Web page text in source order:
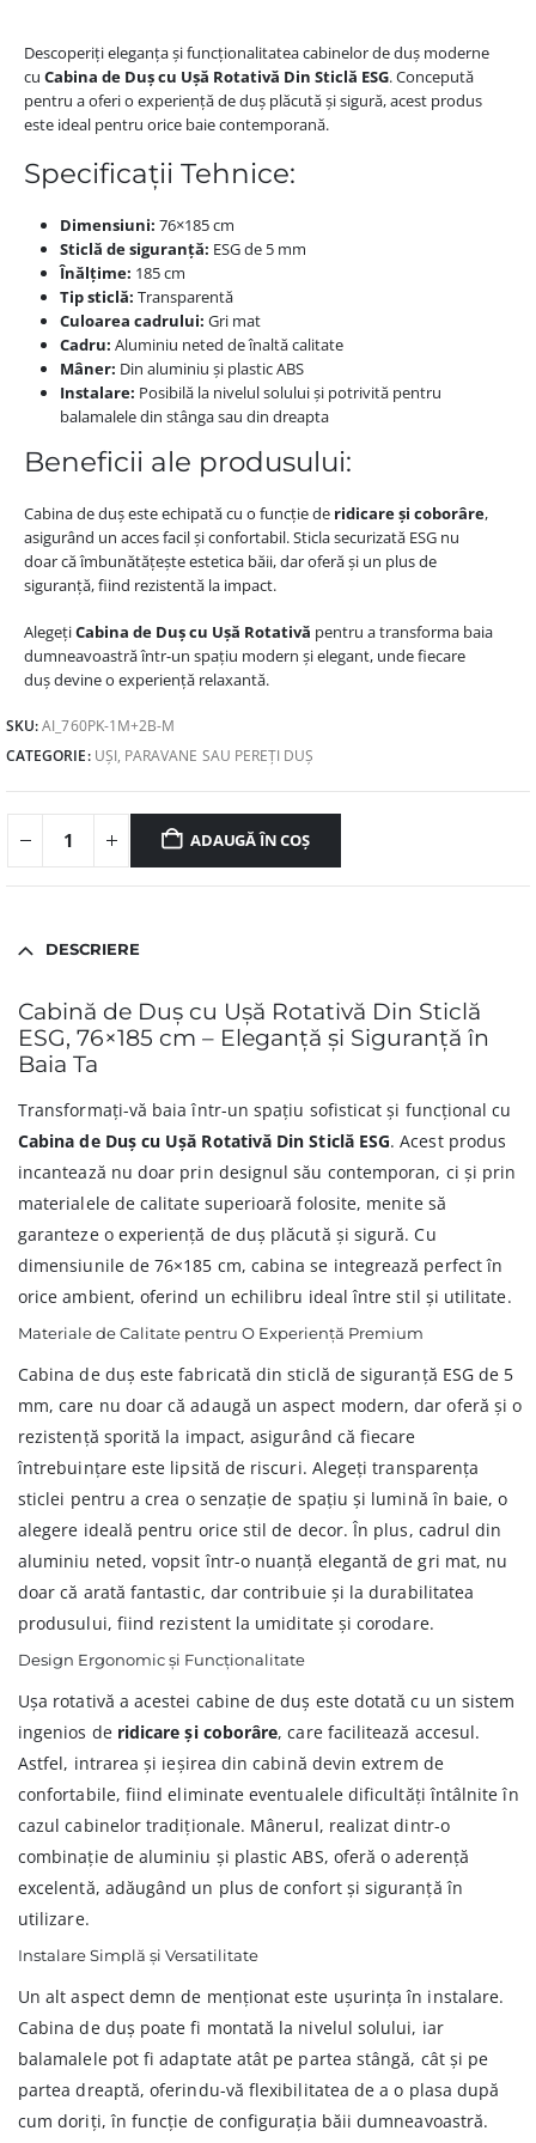
Descoperiți eleganța și funcționalitatea cabinelor de duș moderne
cu Cabina de Duș cu Ușă Rotativă Din Sticlă ESG. Concepută
pentru a oferi o experiență de duș plăcută și sigură, acest produs
este ideal pentru orice baie contemporană.
Specificații Tehnice:
Dimensiuni: 76×185 cm
Sticlă de siguranță: ESG de 5 mm
Înălțime: 185 cm
Tip sticlă: Transparentă
Culoarea cadrului: Gri mat
Cadru: Aluminiu neted de înaltă calitate
Mâner: Din aluminiu și plastic ABS
Instalare: Posibilă la nivelul solului și potrivită pentru
balamalele din stânga sau din dreapta
Beneficii ale produsului:
Cabina de duș este echipată cu o funcție de ridicare și coborâre,
asigurând un acces facil și confortabil. Sticla securizată ESG nu
doar că îmbunătățește estetica băii, dar oferă și un plus de
siguranță, fiind rezistentă la impact.
AlegețiCabina de Duș cu Ușă Rotativă pentru a transforma baia
dumneavoastră într-un spațiu modern și elegant, unde fiecare
duș devine o experiență relaxantă.
SKU:AI_760PK-1M+2B-M
CATEGORIE: UȘI, PARAVANE SAU PEREȚI DUȘ
ADAUGĂ ÎN COȘ
DESCRIERE
Cabină de Duș cu Ușă Rotativă Din Sticlă
ESG, 76×185 cm – Eleganță și Siguranță în
Baia Ta
Transformați-vă baia într-un spațiu sofisticat și funcțional cu
Cabina de Duș cu Ușă Rotativă Din Sticlă ESG. Acest produs
incantează nu doar prin designul său contemporan, ci și prin
materialele de calitate superioară folosite, menite să
garanteze o experiență de duș plăcută și sigură. Cu
dimensiunile de 76×185 cm, cabina se integrează perfect în
orice ambient, oferind un echilibru ideal între stil și utilitate.
Materiale de Calitate pentru O Experiență Premium
Cabina de duș este fabricată din sticlă de siguranță ESG de 5
mm, care nu doar că adaugă un aspect modern, dar oferă și o
rezistență sporită la impact, asigurând că fiecare
întrebuințare este lipsită de riscuri. Alegeți transparența
sticlei pentru a crea o senzație de spațiu și lumină în baie, o
alegere ideală pentru orice stil de decor. În plus, cadrul din
aluminiu neted, vopsit într-o nuanță elegantă de gri mat, nu
doar că arată fantastic, dar contribuie și la durabilitatea
produsului, fiind rezistent la umiditate și corodare.
Design Ergonomic și Funcționalitate
Ușa rotativă a acestei cabine de duș este dotată cu un sistem
ingenios de ridicare și coborâre, care facilitează accesul.
Astfel, intrarea și ieșirea din cabină devin extrem de
confortabile, fiind eliminate eventualele dificultăți întâlnite în
cazul cabinelor tradiționale. Mânerul, realizat dintr-o
combinație de aluminiu și plastic ABS, oferă o aderență
excelentă, adăugând un plus de confort și siguranță în
utilizare.
Instalare Simplă și Versatilitate
Un alt aspect demn de menționat este ușurința în instalare.
Cabina de duș poate fi montată la nivelul solului, iar
balamalele pot fi adaptate atât pe partea stângă, cât și pe
partea dreaptă, oferindu-vă flexibilitatea de a o plasa după
cum doriți, în funcție de configurația băii dumneavoastră.